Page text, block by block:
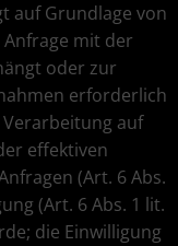
auf Grundlage von
Anfrage mit der
oder zur
erforderlich
auf
effektiven
(Art. 6 Abs.
(Art. 6 Abs. 1 lit.
die Einwilligung